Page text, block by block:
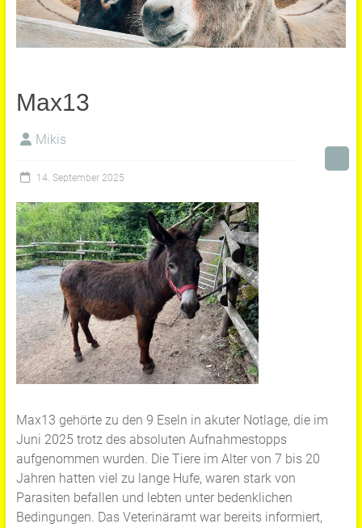
Max13
Mikis
14. September 2025
Max13 gehörte zu den 9 Eseln in akuter Notlage, die im
Juni 2025 trotz des absoluten Aufnahmestopps
aufgenommen wurden. Die Tiere im Alter von 7 bis 20
Jahren hatten viel zu lange Hufe, waren stark von
Parasiten befallen und lebten unter bedenklichen
Bedingungen. Das Veterinäramt war bereits informiert,